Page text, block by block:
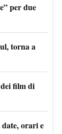
per due
torna a
film di
orari e